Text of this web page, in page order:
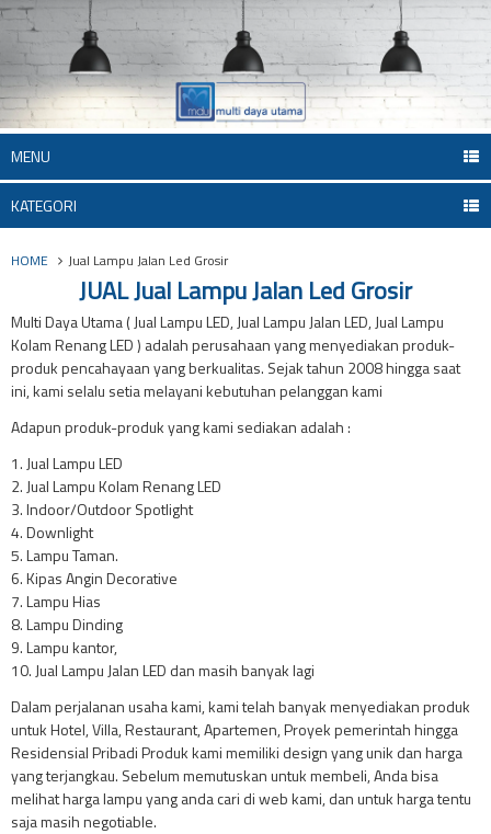
MENU
KATEGORI
HOME Jual Lampu Jalan Led Grosir
JUAL Jual Lampu Jalan Led Grosir
Multi Daya Utama ( Jual Lampu LED, Jual Lampu Jalan LED, Jual Lampu
Kolam Renang LED ) adalah perusahaan yang menyediakan produk-
produk pencahayaan yang berkualitas. Sejak tahun 2008 hingga saat
ini, kami selalu setia melayani kebutuhan pelanggan kami
Adapun produk-produk yang kami sediakan adalah :
1. Jual Lampu LED
2. Jual Lampu Kolam Renang LED
3. Indoor/Outdoor Spotlight
4. Downlight
5. Lampu Taman.
6. Kipas Angin Decorative
7. Lampu Hias
8. Lampu Dinding
9. Lampu kantor,
10. Jual Lampu Jalan LED dan masih banyak lagi
Dalam perjalanan usaha kami, kami telah banyak menyediakan produk
untuk Hotel, Villa, Restaurant, Apartemen, Proyek pemerintah hingga
Residensial Pribadi Produk kami memiliki design yang unik dan harga
yang terjangkau. Sebelum memutuskan untuk membeli, Anda bisa
melihat harga lampu yang anda cari di web kami, dan untuk harga tentu
saja masih negotiable.